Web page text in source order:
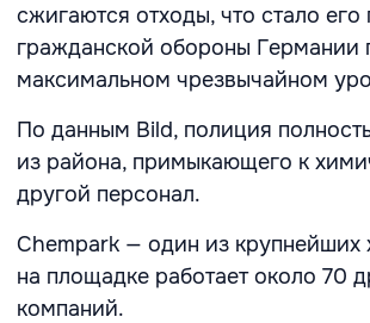
сжигаются отходы, что стало
гражданской обороны Германии
максимальном чрезвычайном
По данным Bild, полиция
из района, примыкающего к
другой персонал.
Chempark — один из
на площадке работает около 70
компаний.